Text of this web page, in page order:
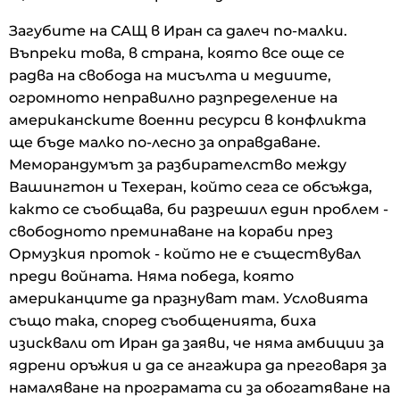
Загубите на САЩ в Иран са далеч по-малки.
Въпреки това, в страна, която все още се
радва на свобода на мисълта и медиите,
огромното неправилно разпределение на
американските военни ресурси в конфликта
ще бъде малко по-лесно за оправдаване.
Меморандумът за разбирателство между
Вашингтон и Техеран, който сега се обсъжда,
както се съобщава, би разрешил един проблем -
свободното преминаване на кораби през
Ормузкия проток - който не е съществувал
преди войната. Няма победа, която
американците да празнуват там. Условията
също така, според съобщенията, биха
изисквали от Иран да заяви, че няма амбиции за
ядрени оръжия и да се ангажира да преговаря за
намаляване на програмата си за обогатяване на